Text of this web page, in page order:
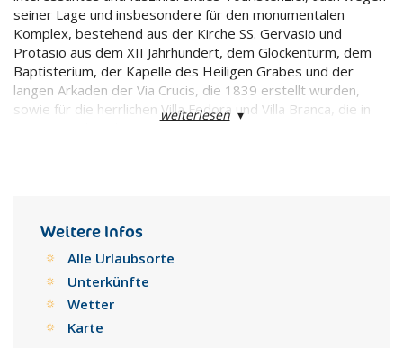
seiner Lage und insbesondere für den monumentalen
Komplex, bestehend aus der Kirche SS. Gervasio und
Protasio aus dem XII Jahrhundert, dem Glockenturm, dem
Baptisterium, der Kapelle des Heiligen Grabes und der
langen Arkaden der Via Crucis, die 1839 erstellt wurden,
sowie für die herrlichen Villa Fedora und Villa Branca, die in
weiterlesen▾
Weitere Infos
Alle Urlaubsorte
Unterkünfte
Wetter
Karte